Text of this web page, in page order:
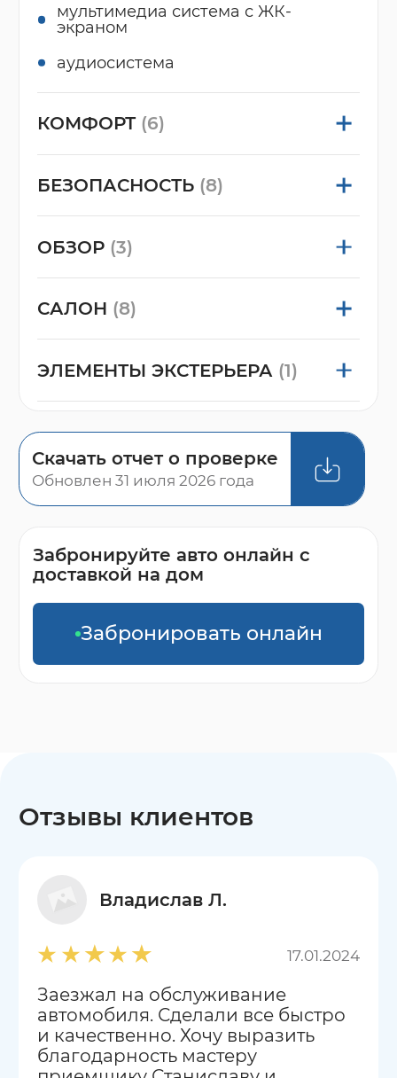
мультимедиа система с ЖК-
экраном
аудиосистема
КОМФОРТ (6)
БЕЗОПАСНОСТЬ (8)
ОБЗОР (3)
САЛОН (8)
ЭЛЕМЕНТЫ ЭКСТЕРЬЕРА (1)
Скачать отчет о проверке
Обновлен 31 июля 2026 года
Забронируйте авто онлайн с
доставкой на дом
Забронировать онлайн
Отзывы клиентов
Владислав Л.
17.01.2024
Заезжал на обслуживание
автомобиля. Сделали все быстро
и качественно. Хочу выразить
благодарность мастеру